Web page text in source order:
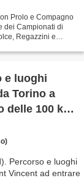
Prolo e Compagno
dei Campionati di
Regazzini e
e luoghi
Torino a
delle 100 km